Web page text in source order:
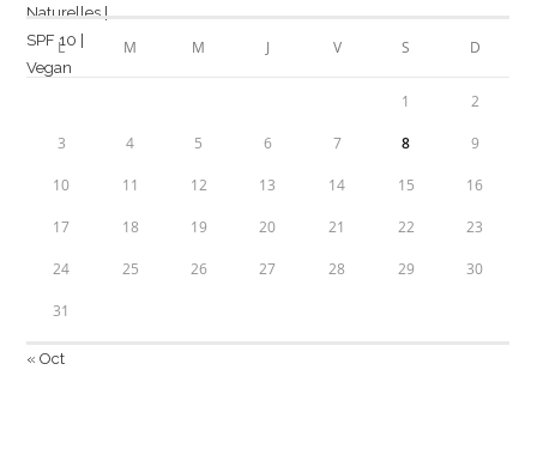
L M M J V S D
1 2
3 4 5 6 7 8 9
10 11 12 13 14 15 16
17 18 19 20 21 22 23
24 25 26 27 28 29 30
31
« Oct